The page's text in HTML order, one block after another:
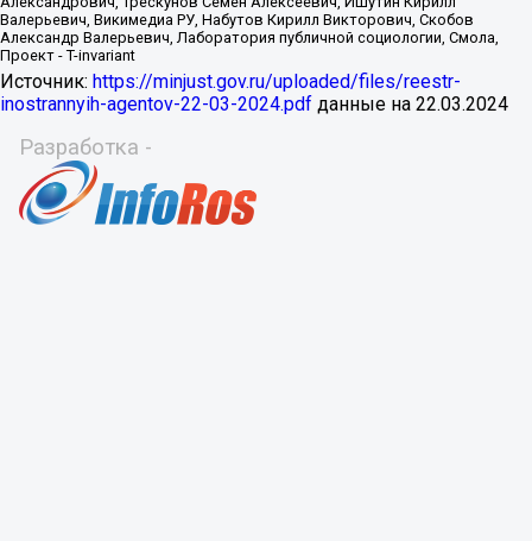
Источник: https://minjust.gov.ru/uploaded/files/reestr-
inostrannyih-agentov-22-03-2024.pdf данные на 22.03.2024
Разработка -